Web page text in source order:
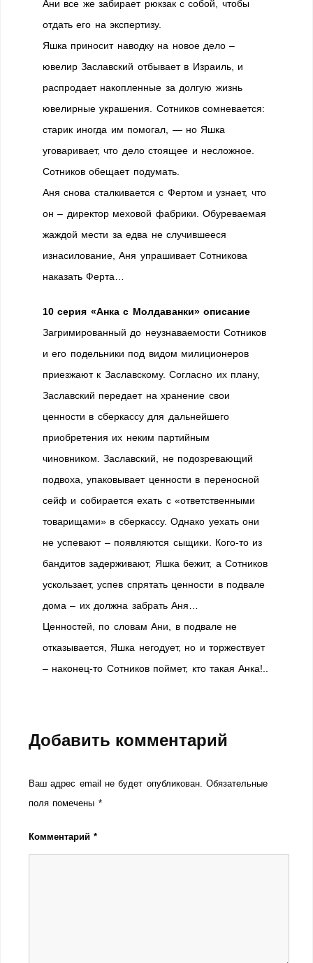
Ани все же забирает рюкзак с собой, чтобы
отдать его на экспертизу.
Яшка приносит наводку на новое дело –
ювелир Заславский отбывает в Израиль, и
распродает накопленные за долгую жизнь
ювелирные украшения. Сотников сомневается:
старик иногда им помогал, — но Яшка
уговаривает, что дело стоящее и несложное.
Сотников обещает подумать.
Аня снова сталкивается с Фертом и узнает, что
он – директор меховой фабрики. Обуреваемая
жаждой мести за едва не случившееся
изнасилование, Аня упрашивает Сотникова
наказать Ферта…
10 серия «Анка с Молдаванки» описание
Загримированный до неузнаваемости Сотников
и его подельники под видом милиционеров
приезжают к Заславскому. Согласно их плану,
Заславский передает на хранение свои
ценности в сберкассу для дальнейшего
приобретения их неким партийным
чиновником. Заславский, не подозревающий
подвоха, упаковывает ценности в переносной
сейф и собирается ехать с «ответственными
товарищами» в сберкассу. Однако уехать они
не успевают – появляются сыщики. Кого-то из
бандитов задерживают, Яшка бежит, а Сотников
ускользает, успев спрятать ценности в подвале
дома – их должна забрать Аня…
Ценностей, по словам Ани, в подвале не
отказывается, Яшка негодует, но и торжествует
– наконец-то Сотников поймет, кто такая Анка!..
Добавить комментарий
Ваш адрес email не будет опубликован. Обязательные
поля помечены *
Комментарий*